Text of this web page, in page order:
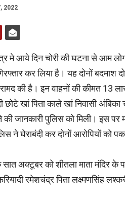
2022
मे आये दिन चोरी की घटना से आम
कर लिया है। यह दोनों
की है। इन वाहनों की कीमत
छोटे खां पिता काले खां निवासी
जानकारी पुलिस को मिली। इस
ने घेराबंदी कर दोनों आरोपियों को
अक्टूबर को शीतला माता मंदिर
रमेशचंद्र पिता लक्ष्मणसिंह